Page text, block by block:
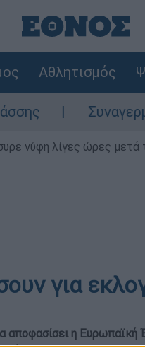
Αθλητισμός
Συναγερμός
νύφη λίγες ώρες μετά
για
αποφασίσει η Ευρωπαϊκή
του στο αίτημα για